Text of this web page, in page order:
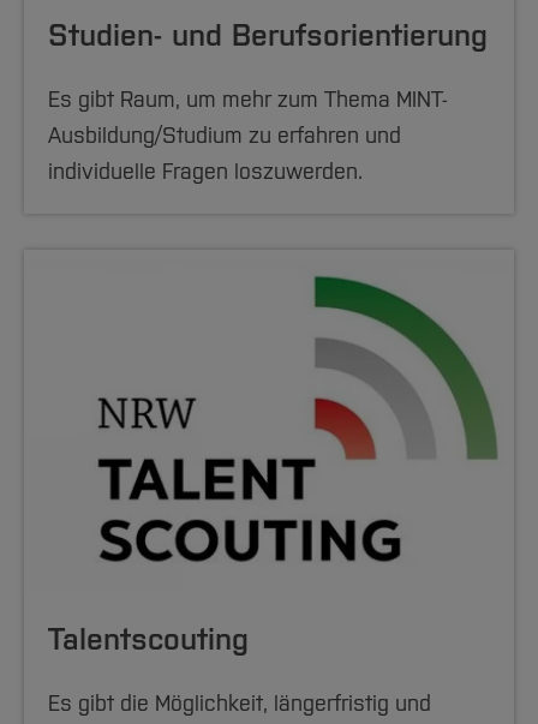
Studien- und Berufsorientierung
Es gibt Raum, um mehr zum Thema MINT-
Ausbildung/Studium zu erfahren und
individuelle Fragen loszuwerden.
Talentscouting
Es gibt die Möglichkeit, längerfristig und